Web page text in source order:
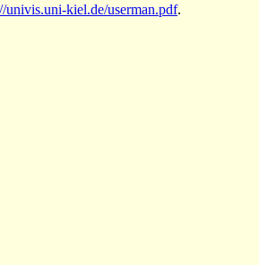
univis.uni-kiel.de/userman.pdf.